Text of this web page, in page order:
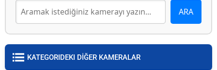
KATEGORIDEKI DİĞER KAMERALAR